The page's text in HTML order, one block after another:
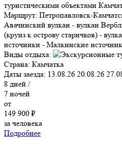
туристическими объектами
Маршрут: Петропавловск-
Авачинский вулкан - вулкан
(круиз к острову старичков) -
источники - Малкинские
Виды отдыха:
Страна: Камчатка
Даты заезда: 13.08.26 20.08.26
8 дней /
7 ночей
от
149 900 ₽
за человека
Подробнее